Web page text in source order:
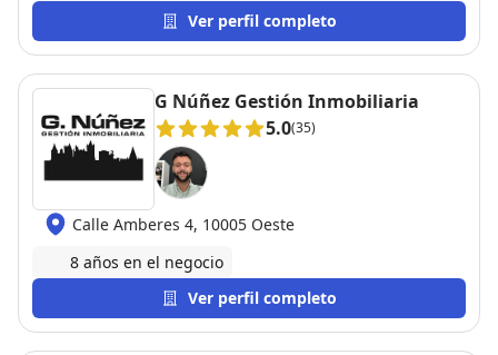
persona, dispuesta a ayudarte en lo que sea y
siempre con una sonrisa. Como compradores en este
que teníamos y fueron surgiendo pero allí estaba
Carlos para asesorar. No hay palabras para describir
lo encantados que estamos. Muchísimas gracias de
corazón!
Ver perfil completo
G Núñez Gestión Inmobiliaria
5.0(35)
Calle Amberes 4, 10005 Oeste
8 años en el negocio
Ver perfil completo